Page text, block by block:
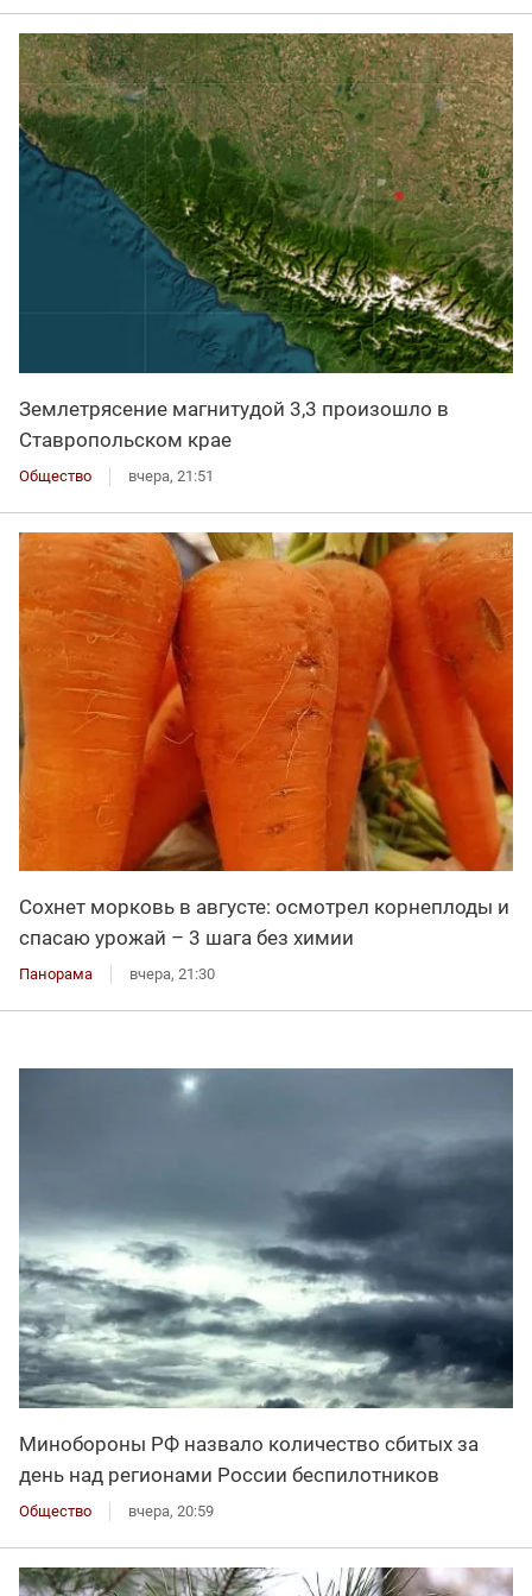
Землетрясение магнитудой 3,3 произошло в
Ставропольском крае
Общество вчера, 21:51
Сохнет морковь в августе: осмотрел корнеплоды и
спасаю урожай – 3 шага без химии
Панорама вчера, 21:30
Минобороны РФ назвало количество сбитых за
день над регионами России беспилотников
Общество вчера, 20:59